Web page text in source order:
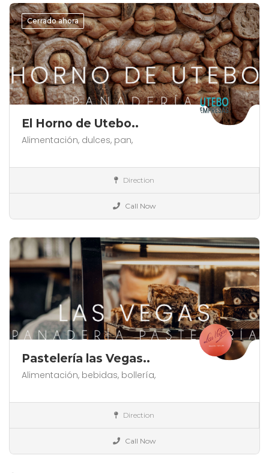
Cerrado ahora
El Horno de Utebo..
Alimentación, dulces, pan,
Direction
Call Now
Pastelería las Vegas..
Alimentación, bebidas, bollería,
Direction
Call Now
Encurtidos Buho..
a granel,bacalao,bebidas,